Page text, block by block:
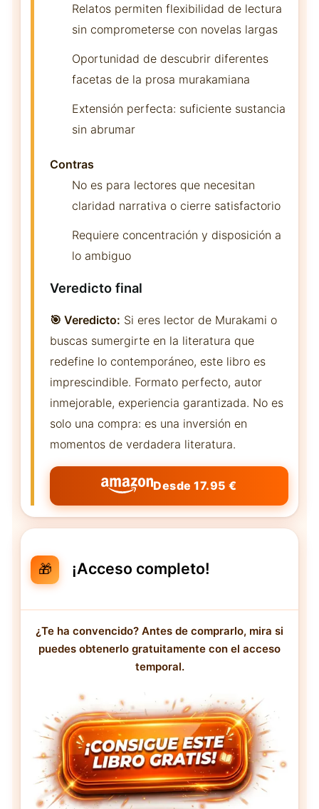
Relatos permiten flexibilidad de lectura
sin comprometerse con novelas largas
Oportunidad de descubrir diferentes
facetas de la prosa murakamiana
Extensión perfecta: suficiente sustancia
sin abrumar
Contras
No es para lectores que necesitan
claridad narrativa o cierre satisfactorio
Requiere concentración y disposición a
lo ambiguo
Veredicto final
🎯 Veredicto: Si eres lector de Murakami o
buscas sumergirte en la literatura que
redefine lo contemporáneo, este libro es
imprescindible. Formato perfecto, autor
inmejorable, experiencia garantizada. No es
solo una compra: es una inversión en
momentos de verdadera literatura.
Desde 17.95 €
🎁 ¡Acceso completo!
¿Te ha convencido? Antes de comprarlo, mira si
puedes obtenerlo gratuitamente con el acceso
temporal.